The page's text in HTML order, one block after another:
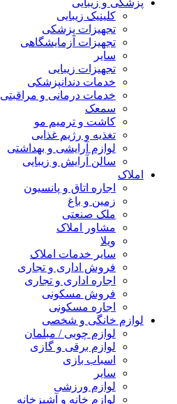
پزشکی و زیبایی
کلینیک زیبایی
تجهیزات پزشکی
تجهیزات آزمایشگاهی
سایر
تجهیزات زیبایی
خدمات دندانپزشکی
خدمات درمانی و مراقبتی
سمعک
کاشت و ترمیم مو
تغذیه و رژیم غذایی
لوازم آرایشی و بهداشتی
سالن آرایش و زیبایی
املاک
اجاره اتاق و پانسیون
زمین و باغ
ملک صنعتی
مشاور املاک
ویلا
سایر خدمات املاک
فروش اداری و تجاری
اجاره اداری و تجاری
فروش مسکونی
اجاره مسکونی
لوازم خانگی و شخصی
لوازم چوبی / مبلمان
لوازم برقی و گازی
اسباب بازی
سایر
لوازم ورزشی
لوازم خانه و آشپزخانه